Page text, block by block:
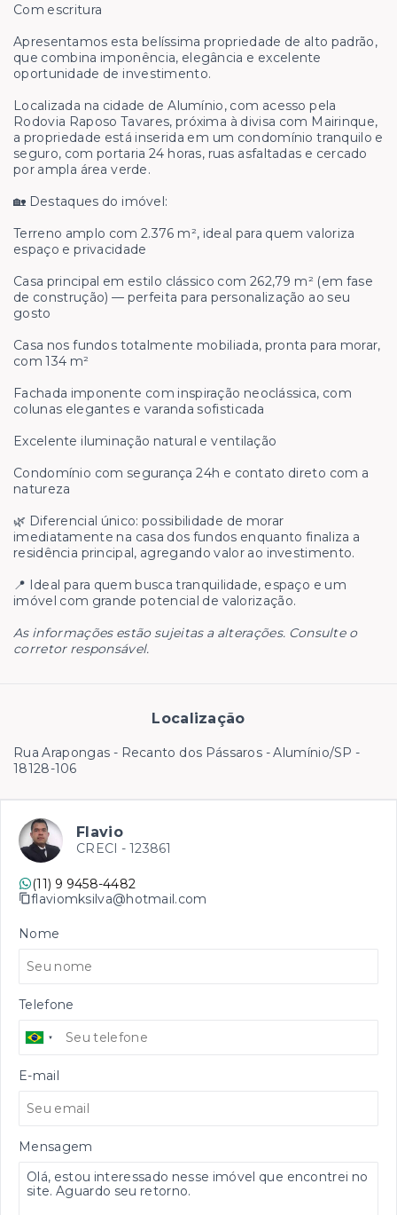
Com escritura
Apresentamos esta belíssima propriedade de alto padrão,
que combina imponência, elegância e excelente
oportunidade de investimento.
Localizada na cidade de Alumínio, com acesso pela
Rodovia Raposo Tavares, próxima à divisa com Mairinque,
a propriedade está inserida em um condomínio tranquilo e
seguro, com portaria 24 horas, ruas asfaltadas e cercado
por ampla área verde.
🏡 Destaques do imóvel:
Terreno amplo com 2.376 m², ideal para quem valoriza
espaço e privacidade
Casa principal em estilo clássico com 262,79 m² (em fase
de construção) — perfeita para personalização ao seu
gosto
Casa nos fundos totalmente mobiliada, pronta para morar,
com 134 m²
Fachada imponente com inspiração neoclássica, com
colunas elegantes e varanda sofisticada
Excelente iluminação natural e ventilação
Condomínio com segurança 24h e contato direto com a
natureza
🌿 Diferencial único: possibilidade de morar
imediatamente na casa dos fundos enquanto finaliza a
residência principal, agregando valor ao investimento.
📍 Ideal para quem busca tranquilidade, espaço e um
imóvel com grande potencial de valorização.
As informações estão sujeitas a alterações. Consulte o
corretor responsável.
Localização
Rua Arapongas - Recanto dos Pássaros - Alumínio/SP -
18128-106
Flavio
CRECI - 123861
(11) 9 9458-4482
flaviomksilva@hotmail.com
Nome
Telefone
E-mail
Mensagem